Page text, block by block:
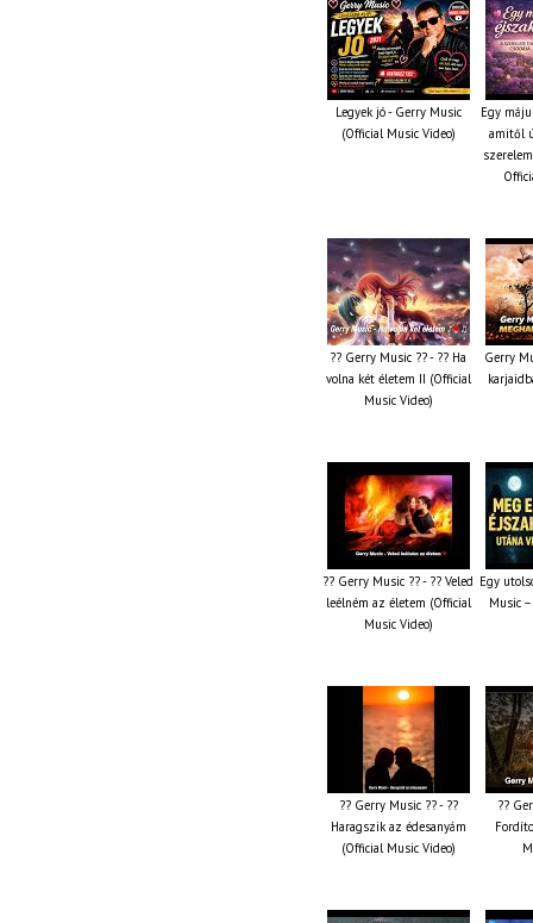
Legyek jó - Gerry Music
(Official Music Video)
Egy
amitől
?? Gerry Music ?? - ?? Ha
volna két életem II (Official
Music Video)
Gerry
?? Gerry Music ?? - ?? Veled
leélném az életem (Official
Music Video)
Egy
Music
?? Gerry Music ?? - ??
Haragszik az édesanyám
(Official Music Video)
??